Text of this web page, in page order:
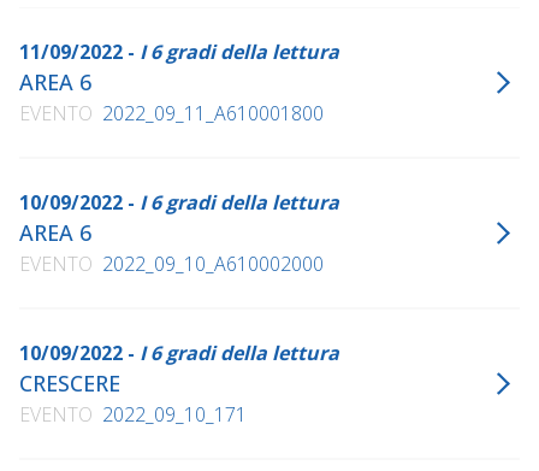
11/09/2022 - I 6 gradi della lettura
AREA 6
EVENTO 2022_09_11_A610001800
10/09/2022 - I 6 gradi della lettura
AREA 6
EVENTO 2022_09_10_A610002000
10/09/2022 - I 6 gradi della lettura
CRESCERE
EVENTO 2022_09_10_171